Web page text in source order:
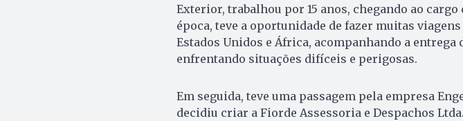
Exterior, trabalhou por 15 anos, chegando ao cargo
época, teve a oportunidade de fazer muitas
Estados Unidos e África, acompanhando a entrega
enfrentando situações difíceis e perigosas.
Em seguida, teve uma passagem pela empresa
decidiu criar a Fiorde Assessoria e Despachos